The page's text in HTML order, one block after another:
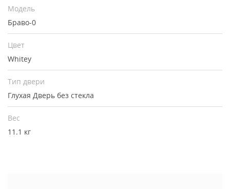
Модель
Браво-0
Цвет
Whitey
Тип двери
Глухая Дверь без стекла
Вес
11.1 кг